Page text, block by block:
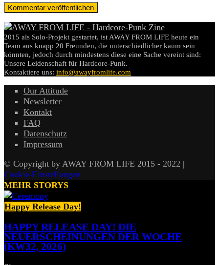
2015 als Solo-Projekt gestartet, ist AWAY FROM LIFE heute ein
Team aus knapp 20 Freunden, die unterschiedlicher kaum sein
könnten, jedoch durch mindestens diese eine Sache vereint sind:
Unsere Leidenschaft für Hardcore-Punk.
Kontaktiere uns: info@awayfromlife.com
Our Attitude
Newsletter
Kontakt
FAQ
Datenschutz
Impressum
© Copyright by AWAY FROM LIFE 2015 - 2022 |
Cookie-Einstellungen
MEHR STORYS
Happy Release Day!
HAPPY RELEASE DAY! DIE
NEUERSCHEINUNGEN DER WOCHE
(KW32, 2026)